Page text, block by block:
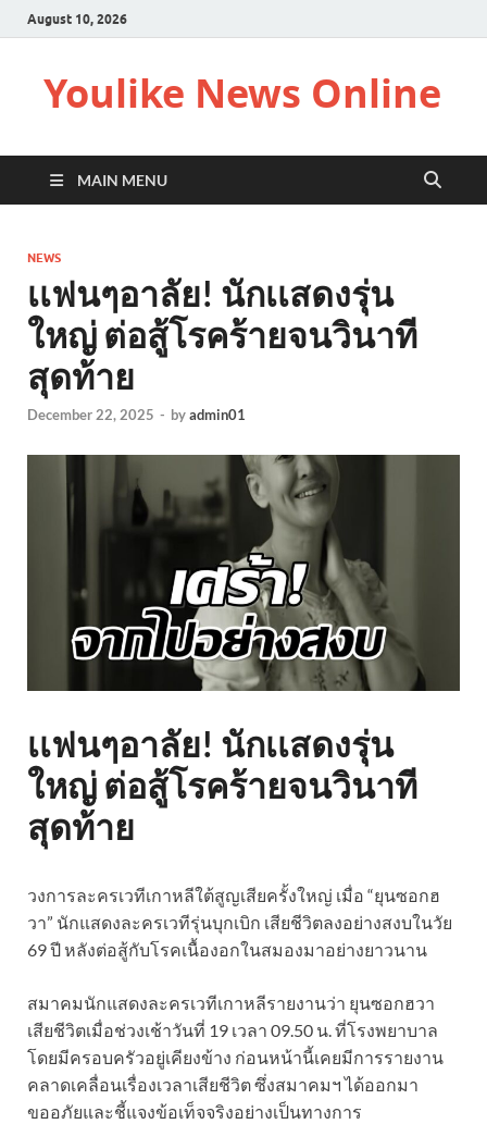
August 10, 2026
Youlike News Online
MAIN MENU
NEWS
เเฟนๆอาลัย! นักเเสดงรุ่น
ใหญ่ ต่อสู้โรคร้ายจนวินาที
สุดท้าย
December 22, 2025 - byadmin01
เเฟนๆอาลัย! นักเเสดงรุ่น
ใหญ่ ต่อสู้โรคร้ายจนวินาที
สุดท้าย
วงการละครเวทีเกาหลีใต้สูญเสียครั้งใหญ่ เมื่อ “ยุนซอกฮ
วา” นักแสดงละครเวทีรุ่นบุกเบิก เสียชีวิตลงอย่างสงบในวัย
69 ปี หลังต่อสู้กับโรคเนื้องอกในสมองมาอย่างยาวนาน
สมาคมนักแสดงละครเวทีเกาหลีรายงานว่า ยุนซอกฮวา
เสียชีวิตเมื่อช่วงเช้าวันที่ 19 เวลา 09.50 น. ที่โรงพยาบาล
โดยมีครอบครัวอยู่เคียงข้าง ก่อนหน้านี้เคยมีการรายงาน
คลาดเคลื่อนเรื่องเวลาเสียชีวิต ซึ่งสมาคมฯ ได้ออกมา
ขออภัยและชี้แจงข้อเท็จจริงอย่างเป็นทางการ